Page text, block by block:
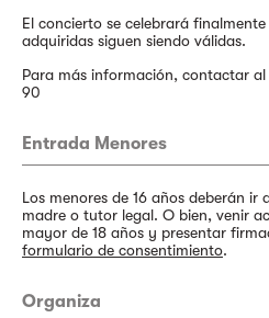
El concierto se celebrará
adquiridas siguen siendo válidas.
Para más información, contactar
90
Entrada Menores
Los menores de 16 años deberán ir
madre o tutor legal. O bien, venir
mayor de 18 años y presentar
formulario de consentimiento.
Organiza